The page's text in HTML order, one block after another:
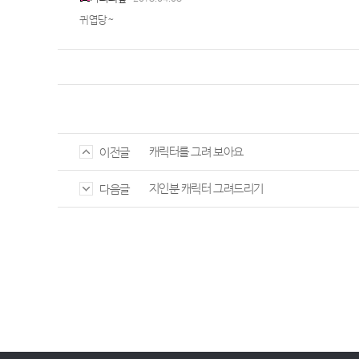
귀엽당~
이전글 캐릭터를 그려 보아요
다음글 지인분 캐릭터 그려드리기